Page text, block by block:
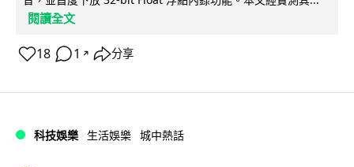
閱讀全文
18 1 ↗ 分享
科技娛樂 生活娛樂 城中熱話